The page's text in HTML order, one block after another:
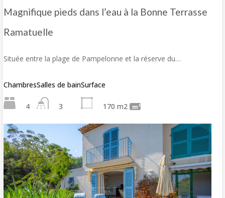
Magnifique pieds dans l’eau à la Bonne Terrasse
Ramatuelle
Située entre la plage de Pampelonne et la réserve du…
Chambres
4
Salles de bain
3
Surface
170 m2 m²